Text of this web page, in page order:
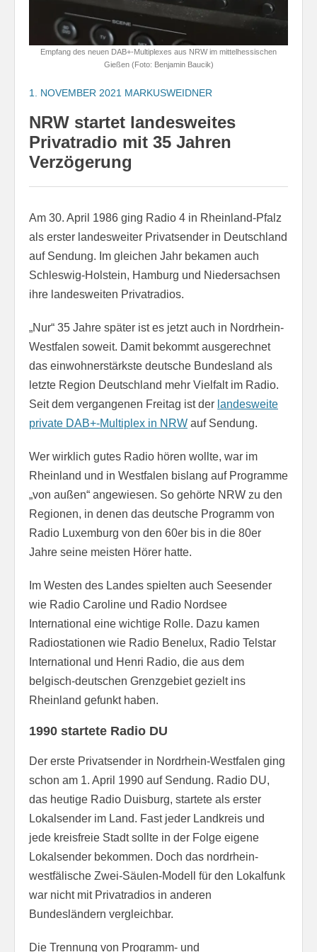
Empfang des neuen DAB+-Multiplexes aus NRW im mittelhessischen
Gießen (Foto: Benjamin Baucik)
1. NOVEMBER 2021 MARKUSWEIDNER
NRW startet landesweites
Privatradio mit 35 Jahren
Verzögerung
Am 30. April 1986 ging Radio 4 in Rheinland-Pfalz
als erster landesweiter Privatsender in Deutschland
auf Sendung. Im gleichen Jahr bekamen auch
Schleswig-Holstein, Hamburg und Niedersachsen
ihre landesweiten Privatradios.
„Nur“ 35 Jahre später ist es jetzt auch in Nordrhein-
Westfalen soweit. Damit bekommt ausgerechnet
das einwohnerstärkste deutsche Bundesland als
letzte Region Deutschland mehr Vielfalt im Radio.
Seit dem vergangenen Freitag ist der landesweite
private DAB+-Multiplex in NRW auf Sendung.
Wer wirklich gutes Radio hören wollte, war im
Rheinland und in Westfalen bislang auf Programme
„von außen“ angewiesen. So gehörte NRW zu den
Regionen, in denen das deutsche Programm von
Radio Luxemburg von den 60er bis in die 80er
Jahre seine meisten Hörer hatte.
Im Westen des Landes spielten auch Seesender
wie Radio Caroline und Radio Nordsee
International eine wichtige Rolle. Dazu kamen
Radiostationen wie Radio Benelux, Radio Telstar
International und Henri Radio, die aus dem
belgisch-deutschen Grenzgebiet gezielt ins
Rheinland gefunkt haben.
1990 startete Radio DU
Der erste Privatsender in Nordrhein-Westfalen ging
schon am 1. April 1990 auf Sendung. Radio DU,
das heutige Radio Duisburg, startete als erster
Lokalsender im Land. Fast jeder Landkreis und
jede kreisfreie Stadt sollte in der Folge eigene
Lokalsender bekommen. Doch das nordrhein-
westfälische Zwei-Säulen-Modell für den Lokalfunk
war nicht mit Privatradios in anderen
Bundesländern vergleichbar.
Die Trennung von Programm- und